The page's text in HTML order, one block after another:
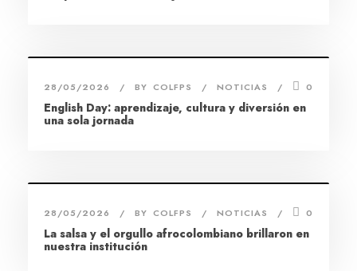
28/05/2026 BY COLFPS NOTICIAS 0
English Day: aprendizaje, cultura y diversión en
una sola jornada
28/05/2026 BY COLFPS NOTICIAS 0
La salsa y el orgullo afrocolombiano brillaron en
nuestra institución